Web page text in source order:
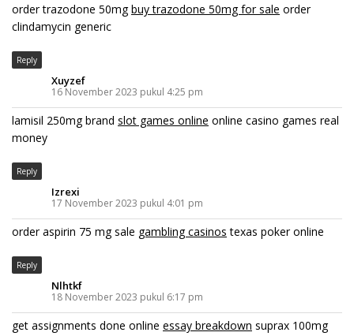
order trazodone 50mgbuy trazodone 50mg for sale order
clindamycin generic
Reply
Xuyzef
16 November 2023 pukul 4:25 pm
lamisil 250mg brand slot games online online casino games real
money
Reply
Izrexi
17 November 2023 pukul 4:01 pm
order aspirin 75 mg sale gambling casinos texas poker online
Reply
Nlhtkf
18 November 2023 pukul 6:17 pm
get assignments done online essay breakdown suprax 100mg